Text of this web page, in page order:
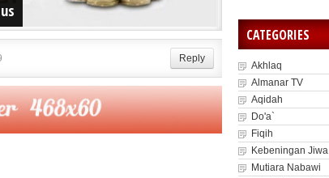
Reply
CATEGORIES
Akhlaq
Almanar TV
Aqidah
Do'a`
Fiqih
Kebeningan Jiwa
Mutiara Nabawi